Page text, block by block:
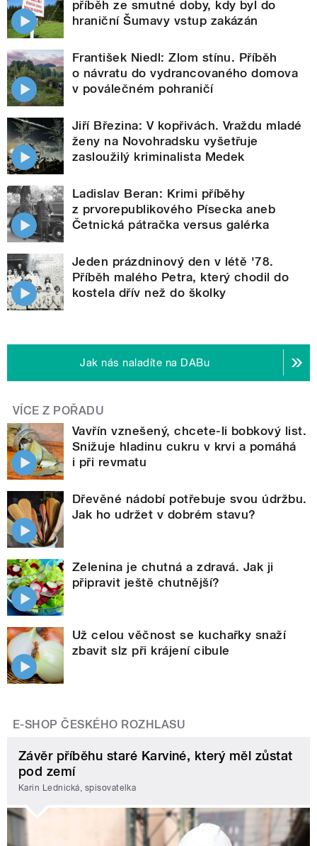
příběh ze smutné doby, kdy byl do
hraniční Šumavy vstup zakázán
František Niedl: Zlom stínu. Příběh
o návratu do vydrancovaného domova
v poválečném pohraničí
Jiří Březina: V kopřivách. Vraždu mladé
ženy na Novohradsku vyšetřuje
zasloužilý kriminalista Medek
Ladislav Beran: Krimi příběhy
z prvorepublikového Písecka aneb
Četnická pátračka versus galérka
Jeden prázdninový den v létě '78.
Příběh malého Petra, který chodil do
kostela dřív než do školky
Jak nás naladíte na DABu
VÍCE Z POŘADU
Vavřín vznešený, chcete-li bobkový list.
Snižuje hladinu cukru v krvi a pomáhá
i při revmatu
Dřevěné nádobí potřebuje svou údržbu.
Jak ho udržet v dobrém stavu?
Zelenina je chutná a zdravá. Jak ji
připravit ještě chutnější?
Už celou věčnost se kuchařky snaží
zbavit slz při krájení cibule
E-SHOP ČESKÉHO ROZHLASU
Závěr příběhu staré Karviné, který měl zůstat
pod zemí
Karin Lednická, spisovatelka